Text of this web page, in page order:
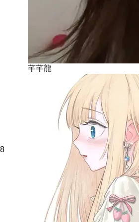
芊芊龍
8